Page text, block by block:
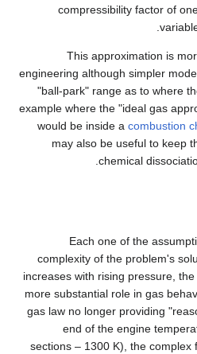
compressibility factor of
.
This approximation is
engineering although simpler
"ball-park" range as to where
example where the "ideal gas
would be inside a combustion
may also be useful to keep
chemical
.
Each one of the
complexity of the problem's
increases with rising pressure,
more substantial role in gas
gas law no longer providing
end of the engine
sections – 1300 K), the